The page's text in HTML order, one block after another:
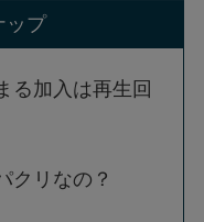
ップ
る加入は再生回
クリなの？